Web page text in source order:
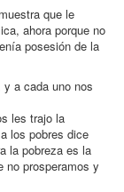
que le
ahora porque no
posesión de la
a cada uno nos
les trajo la
los pobres dice
la pobreza es la
no prosperamos y